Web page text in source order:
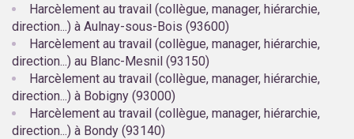
Harcèlement au travail (collègue, manager, hiérarchie,
direction...) à Aulnay-sous-Bois (93600)
Harcèlement au travail (collègue, manager, hiérarchie,
direction...) au Blanc-Mesnil (93150)
Harcèlement au travail (collègue, manager, hiérarchie,
direction...) à Bobigny (93000)
Harcèlement au travail (collègue, manager, hiérarchie,
direction...) à Bondy (93140)